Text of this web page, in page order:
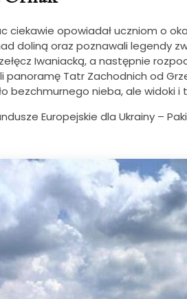
ciekawie opowiadał uczniom o
doliną oraz poznawali legendy
Iwaniacką, a następnie
Tatr Zachodnich od
nieba, ale widoki i
Europejskie dla Ukrainy –